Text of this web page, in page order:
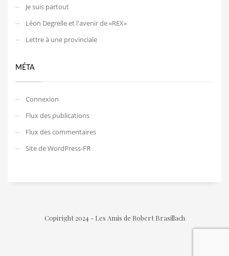
Je suis partout
Léon Degrelle et l'avenir de «REX»
Lettre à une provinciale
MÉTA
Connexion
Flux des publications
Flux des commentaires
Site de WordPress-FR
Copiright 2024 - Les Amis de Robert Brasillach